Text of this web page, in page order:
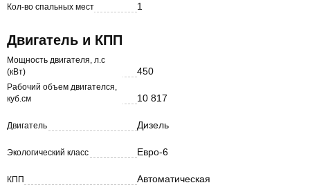
Кол-во спальных мест 1
Двигатель и КПП
Мощность двигателя, л.с
(кВт)
450
Рабочий объем двигателся,
куб.см
10 817
Двигатель Дизель
Экологический класс Евро-6
КПП Автоматическая